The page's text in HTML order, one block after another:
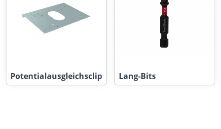
Potentialausgleichsclip Lang-Bits